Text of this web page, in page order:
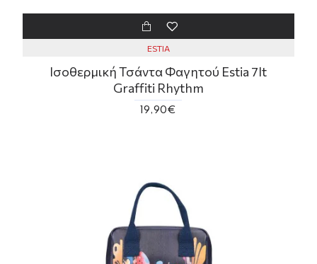
ESTIA
Ισοθερμική Τσάντα Φαγητού Estia 7lt
Graffiti Rhythm
19,90€